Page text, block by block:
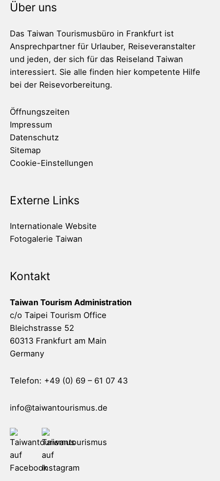
Über uns
Das Taiwan Tourismusbüro in Frankfurt ist
Ansprechpartner für Urlauber, Reiseveranstalter
und jeden, der sich für das Reiseland Taiwan
interessiert. Sie alle finden hier kompetente Hilfe
bei der Reisevorbereitung.
Öffnungszeiten
Impressum
Datenschutz
Sitemap
Cookie-Einstellungen
Externe Links
Internationale Website
Fotogalerie Taiwan
Kontakt
Taiwan Tourism Administration
c/o Taipei Tourism Office
Bleichstrasse 52
60313 Frankfurt am Main
Germany
Telefon: +49 (0) 69 – 61 07 43
info@taiwantourismus.de